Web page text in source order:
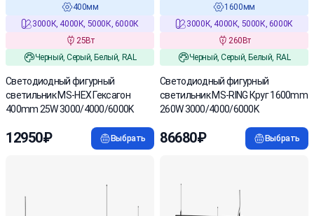
400мм
3000К, 4000К, 5000К, 6000К
25Вт
Черный, Серый, Белый, RAL
Cветодиодный фигурный
светильник MS-HEX Гексагон
400mm 25W 3000/4000/6000K
12950₽ Выбрать
1600мм
3000К, 4000К, 5000К, 6000К
260Вт
Черный, Серый, Белый, RAL
Cветодиодный фигурный
светильник MS-RING Круг 1600mm
260W 3000/4000/6000K
86680₽ Выбрать